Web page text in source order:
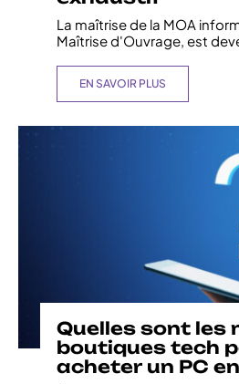
La maîtrise de la MOA
Maîtrise d'Ouvrage, est
EN SAVOIR PLUS
Quelles sont les
boutiques tech
acheter un PC